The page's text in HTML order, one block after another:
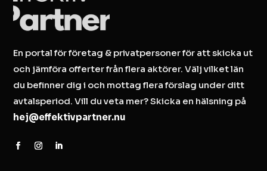
En portal för företag & privatpersoner för att skicka ut
och jämföra offerter från flera aktörer. Välj vilket län
du befinner dig i och mottag flera förslag under ditt
avtalsperiod. Vill du veta mer? Skicka en hälsning på
hej@effektivpartner.nu